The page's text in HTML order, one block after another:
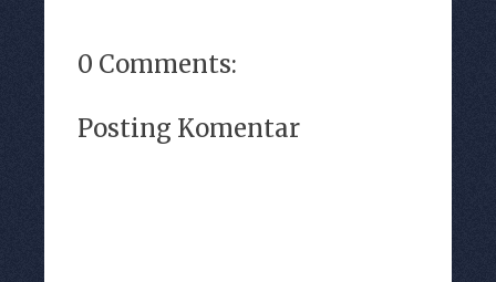
0 Comments:
Posting Komentar